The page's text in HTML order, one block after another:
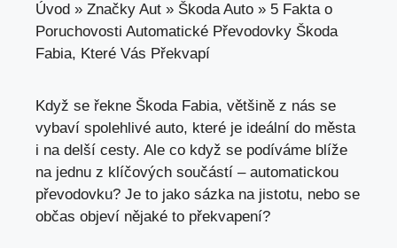
Úvod » Značky Aut » Škoda Auto » 5 Fakta o
Poruchovosti Automatické Převodovky Škoda
Fabia, Které Vás Překvapí
Když se řekne Škoda Fabia, většině z nás se
vybaví spolehlivé auto, které je ideální do města
i na delší cesty. Ale co když se podíváme blíže
na jednu z klíčových součástí – automatickou
převodovku? Je to jako sázka na jistotu, nebo se
občas objeví nějaké to překvapení?